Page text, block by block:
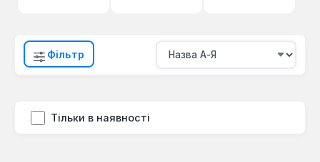
Фільтр
Тільки в наявності